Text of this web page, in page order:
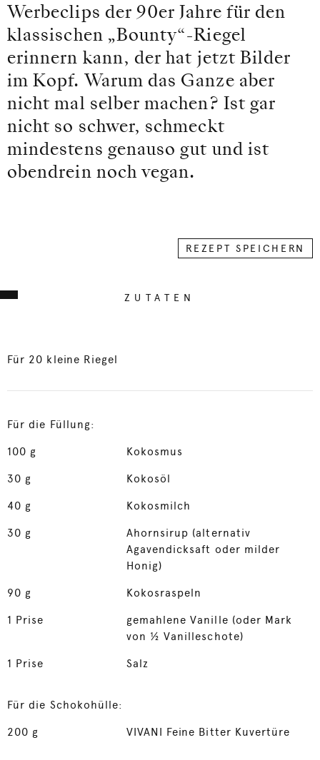
Werbeclips der 90er Jahre für den
klassischen „Bounty“-Riegel
erinnern kann, der hat jetzt Bilder
im Kopf. Warum das Ganze aber
nicht mal selber machen? Ist gar
nicht so schwer, schmeckt
mindestens genauso gut und ist
obendrein noch vegan.
REZEPT SPEICHERN
ZUTATEN
Für 20 kleine Riegel
Für die Füllung:
100 g Kokosmus
30 g Kokosöl
40 g Kokosmilch
30 g
Ahornsirup (alternativ
Agavendicksaft oder milder
Honig)
90 g Kokosraspeln
1 Prise
gemahlene Vanille (oder Mark
von ½ Vanilleschote)
1 Prise Salz
Für die Schokohülle:
200 g VIVANI Feine Bitter Kuvertüre